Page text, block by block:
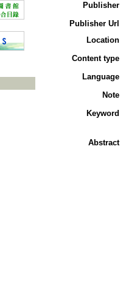
Publisher
Publisher Url
Location
Content type
Language
Note
Keyword
Abstract